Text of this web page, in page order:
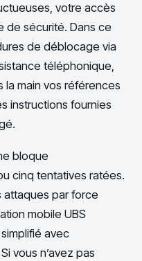
votre accès
de sécurité. Dans ce
de déblocage via
téléphonique,
la main vos références
instructions fournies
bloque
cinq tentatives ratées.
par force
mobile UBS
avec
vous n’avez pas